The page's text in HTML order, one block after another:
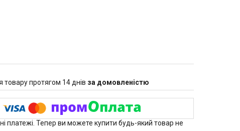
товару протягом 14 днів за домовленістю
платежі. Тепер ви можете купити будь-який товар не